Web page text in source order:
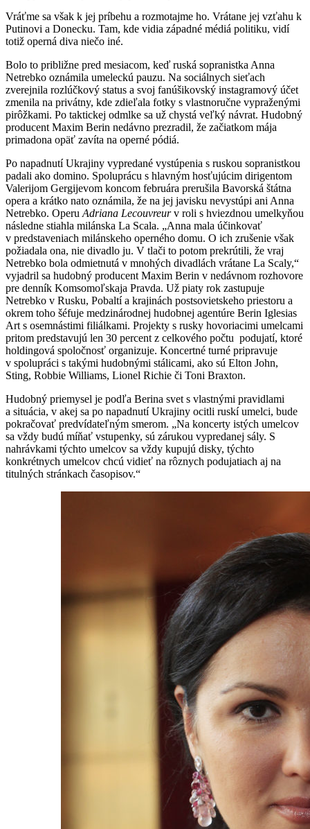
Vráťme sa však k jej príbehu a rozmotajme ho. Vrátane jej vzťahu k
Putinovi a Donecku. Tam, kde vidia západné médiá politiku, vidí
totiž operná diva niečo iné.
Bolo to približne pred mesiacom, keď ruská sopranistka Anna
Netrebko oznámila umeleckú pauzu. Na sociálnych sieťach
zverejnila rozlúčkový status a svoj fanúšikovský instagramový účet
zmenila na privátny, kde zdieľala fotky s vlastnoručne vypraženými
pirôžkami. Po taktickej odmlke sa už chystá veľký návrat. Hudobný
producent Maxim Berin nedávno prezradil, že začiatkom mája
primadona opäť zavíta na operné pódiá.
Po napadnutí Ukrajiny vypredané vystúpenia s ruskou sopranistkou
padali ako domino. Spoluprácu s hlavným hosťujúcim dirigentom
Valerijom Gergijevom koncom februára prerušila Bavorská štátna
opera a krátko nato oznámila, že na jej javisku nevystúpi ani Anna
Netrebko. Operu Adriana Lecouvreurv roli s hviezdnou umelkyňou
následne stiahla milánska La Scala. „Anna mala účinkovať
v predstaveniach milánskeho operného domu. O ich zrušenie však
požiadala ona, nie divadlo ju. V tlači to potom prekrútili, že vraj
Netrebko bola odmietnutá v mnohých divadlách vrátane La Scaly,“
vyjadril sa hudobný producent Maxim Berin v nedávnom rozhovore
pre denník Komsomoľskaja Pravda. Už piaty rok zastupuje
Netrebko v Rusku, Pobaltí a krajinách postsovietskeho priestoru a
okrem toho šéfuje medzinárodnej hudobnej agentúre Berin Iglesias
Art s osemnástimi filiálkami. Projekty s rusky hovoriacimi umelcami
pritom predstavujú len 30 percent z celkového počtu podujatí, ktoré
holdingová spoločnosť organizuje. Koncertné turné pripravuje
v spolupráci s takými hudobnými stálicami, ako sú Elton John,
Sting, Robbie Williams, Lionel Richie či Toni Braxton.
Hudobný priemysel je podľa Berina svet s vlastnými pravidlami
a situácia, v akej sa po napadnutí Ukrajiny ocitli ruskí umelci, bude
pokračovať predvídateľným smerom. „Na koncerty istých umelcov
sa vždy budú míňať vstupenky, sú zárukou vypredanej sály. S
nahrávkami týchto umelcov sa vždy kupujú disky, týchto
konkrétnych umelcov chcú vidieť na rôznych podujatiach aj na
titulných stránkach časopisov.“